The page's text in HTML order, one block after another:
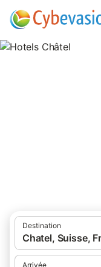
Destination
Chatel, Suisse,
Arrivée